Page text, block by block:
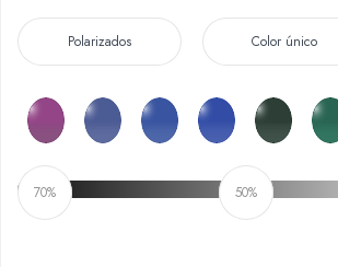
Polarizados Color único
70% 50%